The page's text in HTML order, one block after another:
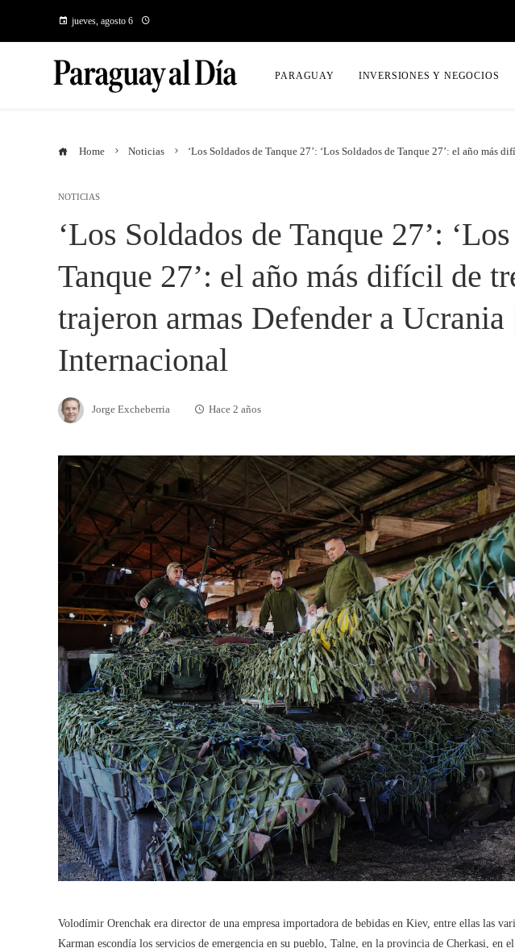
jueves, agosto 6
PARAGUAY INVERSIONES Y NEGOCIOS
Home Noticias ‘Los Soldados de Tanque 27’: ‘Los Soldados de Tanque 27’: el año
NOTICIAS
‘Los Soldados de Tanque 27’:
Tanque 27’: el año más difícil de
trajeron armas Defender a Ucrania
Internacional
Jorge Excheberria Hace 2 años
Volodímir Orenchak era director de una empresa importadora de bebidas en Kiev, entre ellas las
Karman escondía los servicios de emergencia en su pueblo, Talne, en la provincia de Cherkasi, en